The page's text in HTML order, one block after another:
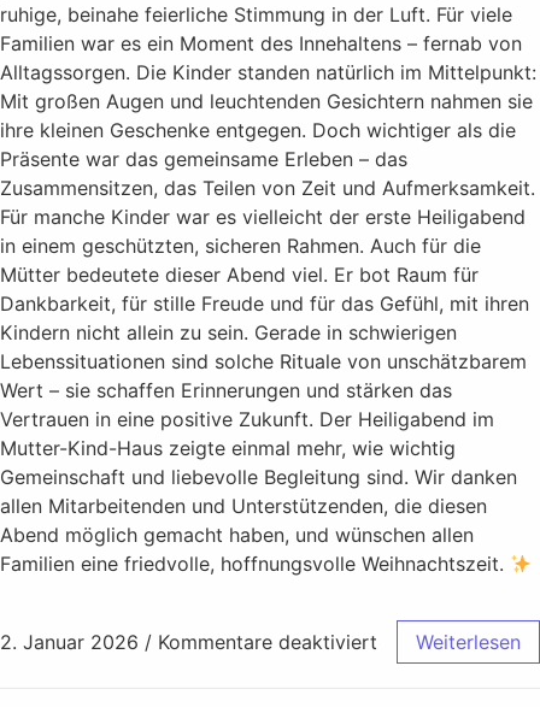
ruhige, beinahe feierliche Stimmung in der Luft. Für viele
Familien war es ein Moment des Innehaltens – fernab von
Alltagssorgen. Die Kinder standen natürlich im Mittelpunkt:
Mit großen Augen und leuchtenden Gesichtern nahmen sie
ihre kleinen Geschenke entgegen. Doch wichtiger als die
Präsente war das gemeinsame Erleben – das
Zusammensitzen, das Teilen von Zeit und Aufmerksamkeit.
Für manche Kinder war es vielleicht der erste Heiligabend
in einem geschützten, sicheren Rahmen. Auch für die
Mütter bedeutete dieser Abend viel. Er bot Raum für
Dankbarkeit, für stille Freude und für das Gefühl, mit ihren
Kindern nicht allein zu sein. Gerade in schwierigen
Lebenssituationen sind solche Rituale von unschätzbarem
Wert – sie schaffen Erinnerungen und stärken das
Vertrauen in eine positive Zukunft. Der Heiligabend im
Mutter-Kind-Haus zeigte einmal mehr, wie wichtig
Gemeinschaft und liebevolle Begleitung sind. Wir danken
allen Mitarbeitenden und Unterstützenden, die diesen
Abend möglich gemacht haben, und wünschen allen
Familien eine friedvolle, hoffnungsvolle Weihnachtszeit.
2. Januar 2026 / Kommentare deaktiviert Weiterlesen